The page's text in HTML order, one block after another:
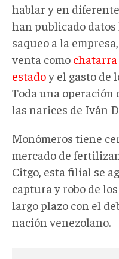
hablar y en
han publicado
saqueo a la
venta como
estadoy el gasto de
Toda una operación
las narices de Iván
Monómeros tiene
mercado de
Citgo, esta filial se
captura y robo de
largo plazo con el
nación venezolano.